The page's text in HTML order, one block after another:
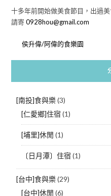
十多年前開始做美食節目，出過
請寄0928hou@gmail.com
侯升偉/阿偉的食樂園
[南投]食與樂(3)
[仁愛鄉]住宿 (1)
[埔里]休閒 (1)
〔日月潭〕住宿 (1)
[台中]食與樂(29)
[台中]休閒 (6)